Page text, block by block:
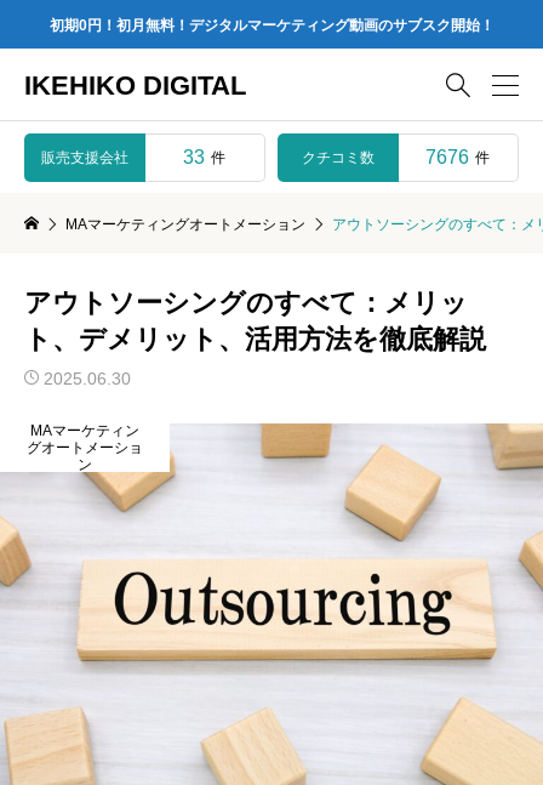
初期0円！初月無料！デジタルマーケティング動画のサブスク開始！
IKEHIKO DIGITAL 
販売支援会社 33 件 クチコミ数 7676 件
MAマーケティングオートメーション アウトソーシングのすべて：
アウトソーシングのすべて：メリッ
ト、デメリット、活用方法を徹底解説
2025.06.30
MAマーケティン
グオートメーショ
ン